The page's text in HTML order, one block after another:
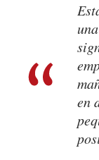
en